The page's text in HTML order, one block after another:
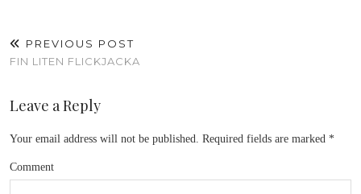
PREVIOUS POST
FIN LITEN FLICKJACKA
Leave a Reply
Your email address will not be published. Required fields are marked *
Comment